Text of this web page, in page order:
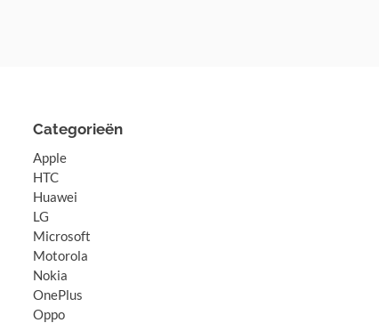
Categorieën
Apple
HTC
Huawei
LG
Microsoft
Motorola
Nokia
OnePlus
Oppo